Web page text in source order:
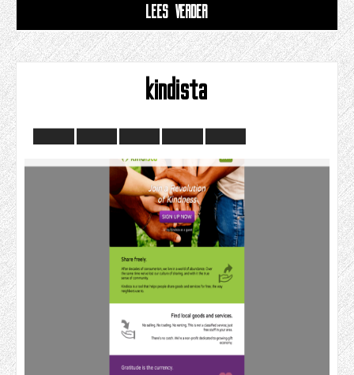
LEES VERDER
kindista